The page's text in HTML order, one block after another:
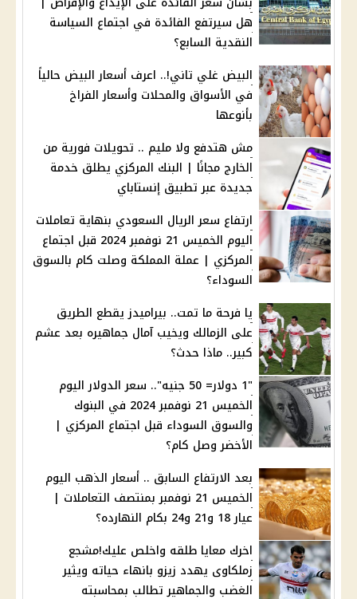
هل سيرتفع الفائدة في اجتماع السياسة
النقدية السابع؟
البيض غلي تاني!.. اعرف أسعار البيض حالياً
في الأسواق والمحلات وأسعار الفراخ
بأنوعها
مش هتدفع ولا مليم .. تحويلات فورية من
الخارج مجانًا | البنك المركزي يطلق خدمة
جديدة عبر تطبيق إنستاباي
ارتفاع سعر الريال السعودي بنهاية تعاملات
اليوم الخميس 21 نوفمبر 2024 قبل اجتماع
المركزي | عملة المملكة وصلت كام بالسوق
السوداء؟
يا فرحة ما تمت.. بيراميدز يقطع الطريق
على الزمالك ويخيب آمال جماهيره بعد عشم
كبير.. ماذا حدث؟
"1 دولار= 50 جنيه".. سعر الدولار اليوم
الخميس 21 نوفمبر 2024 في البنوك
والسوق السوداء قبل اجتماع المركزي |
الأخضر وصل كام؟
بعد الارتفاع السابق .. أسعار الذهب اليوم
الخميس 21 نوفمبر بمنتصف التعاملات |
عيار 18 و21 و24 بكام النهارده؟
اخرك معايا طلقه واخلص عليك!مشجع
زملكاوى يهدد زيزو بانهاء حياته ويثير
الغضب والجماهير تطالب بمحاسبته